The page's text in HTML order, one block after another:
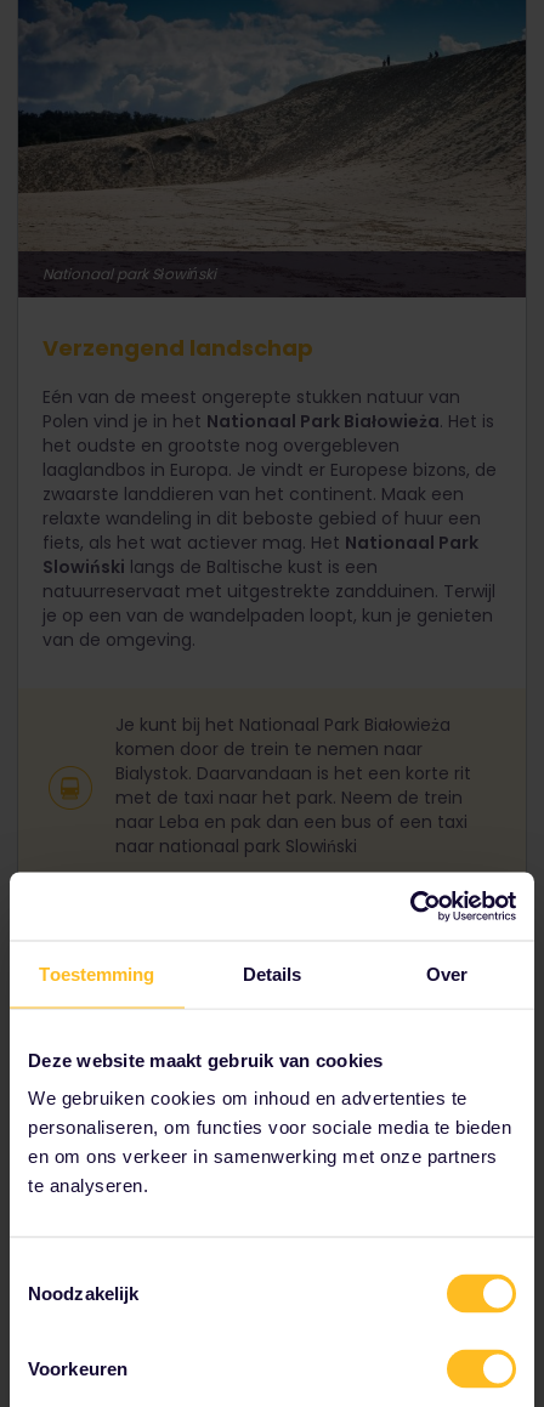
Toestemming Details Over
Deze website maakt gebruik van cookies
We gebruiken cookies om inhoud en advertenties te
personaliseren, om functies voor sociale media te bieden
en om ons verkeer in samenwerking met onze partners
te analyseren.
Noodzakelijk
Voorkeuren
Nationaal park Słowiński
Verzengend landschap
Eén van de meest ongerepte stukken natuur van
Polen vind je in het Nationaal Park Białowieża. Het is
het oudste en grootste nog overgebleven
laaglandbos in Europa. Je vindt er Europese bizons, de
zwaarste landdieren van het continent. Maak een
relaxte wandeling in dit beboste gebied of huur een
fiets, als het wat actiever mag. Het Nationaal Park
Slowiński langs de Baltische kust is een
natuurreservaat met uitgestrekte zandduinen. Terwijl
je op een van de wandelpaden loopt, kun je genieten
van de omgeving.
Je kunt bij het Nationaal Park Białowieża
komen door de trein te nemen naar
Bialystok. Daarvandaan is het een korte rit
met de taxi naar het park. Neem de trein
naar Leba en pak dan een bus of een taxi
naar nationaal park Slowiński
mysterieuze mijnen